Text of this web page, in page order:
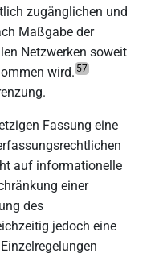
zugänglichen und
Maßgabe der
Netzwerken soweit
wird. 57
Fassung eine
auf informationelle
einer
des
jedoch eine